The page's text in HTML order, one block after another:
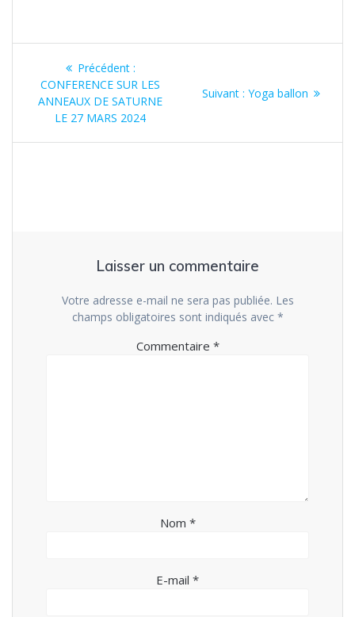
Navigation
l’article
Précédent :Article
précédent
:
CONFERENCE SUR LES
ANNEAUX DE SATURNE
LE 27 MARS 2024
Suivant : Article
Yoga ballon
Laisser un commentaire
Votre adresse e-mail ne sera pas publiée. Les
champs obligatoires sont indiqués avec *
Commentaire *
Nom *
E-mail *